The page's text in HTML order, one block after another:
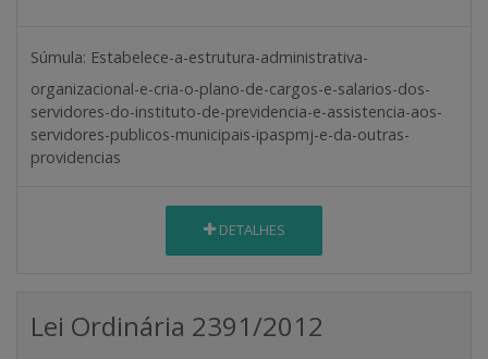
Súmula: Estabelece-a-estrutura-administrativa-
organizacional-e-cria-o-plano-de-cargos-e-salarios-dos-
servidores-do-instituto-de-previdencia-e-assistencia-aos-
servidores-publicos-municipais-ipaspmj-e-da-outras-
providencias
DETALHES
Lei Ordinária 2391/2012